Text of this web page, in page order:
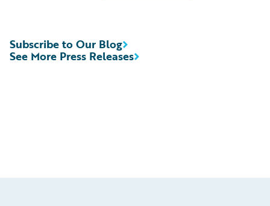
See More Press Releases
Subscribe to Our Blog